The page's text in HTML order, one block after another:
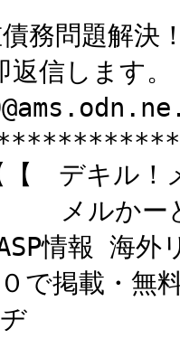
務問題解決
信します。
ル！
ーど
外リー
で掲載・無